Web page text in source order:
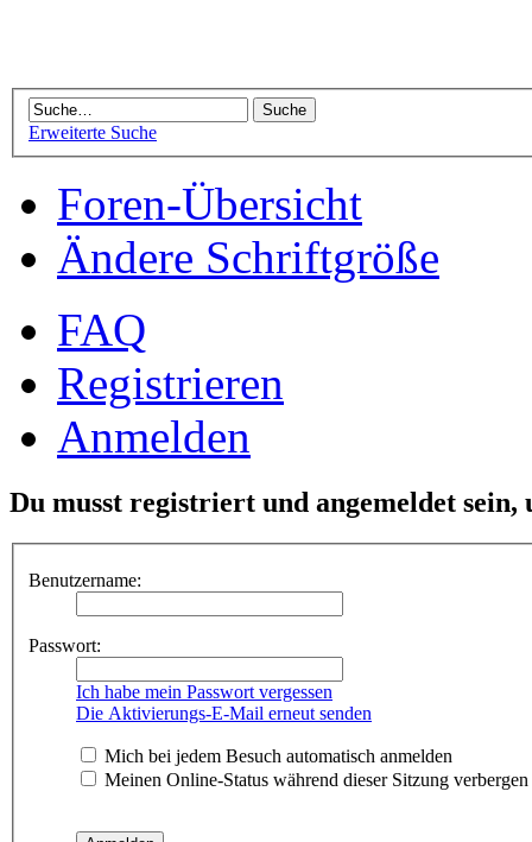
Erweiterte Suche
Foren-Übersicht
Ändere Schriftgröße
FAQ
Registrieren
Anmelden
Du musst registriert und angemeldet sein,
Benutzername:
Passwort:
Ich habe mein Passwort vergessen
Die Aktivierungs-E-Mail erneut senden
Mich bei jedem Besuch automatisch anmelden
Meinen Online-Status während dieser Sitzung verbergen